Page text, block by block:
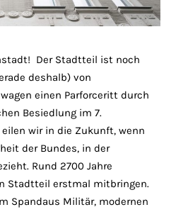
Der Stadtteil ist noch
deshalb) von
einen Parforceritt durch
Besiedlung im 7.
wir in die Zukunft, wenn
der Bundes, in der
Rund 2700 Jahre
Stadtteil erstmal mitbringen.
Spandaus Militär, modernen